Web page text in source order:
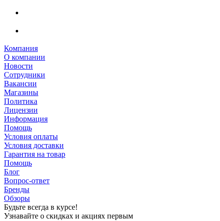
Компания
О компании
Новости
Сотрудники
Вакансии
Магазины
Политика
Лицензии
Информация
Помощь
Условия оплаты
Условия доставки
Гарантия на товар
Помощь
Блог
Вопрос-ответ
Бренды
Обзоры
Будьте всегда в курсе!
Узнавайте о скидках и акциях первым